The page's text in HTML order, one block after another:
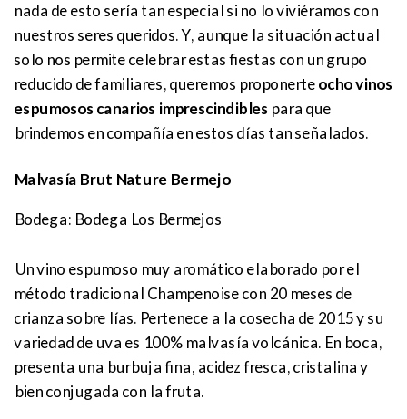
nada de esto sería tan especial si no lo viviéramos con
nuestros seres queridos. Y, aunque la situación actual
solo nos permite celebrar estas fiestas con un grupo
reducido de familiares, queremos proponerteocho vinos
espumosos canarios imprescindibles para que
brindemos en compañía en estos días tan señalados.
Malvasía Brut Nature Bermejo
Bodega: Bodega Los Bermejos
Un vino espumoso muy aromático elaborado por el
método tradicional Champenoise con 20 meses de
crianza sobre lías. Pertenece a la cosecha de 2015 y su
variedad de uva es 100% malvasía volcánica. En boca,
presenta una burbuja fina, acidez fresca, cristalina y
bien conjugada con la fruta.